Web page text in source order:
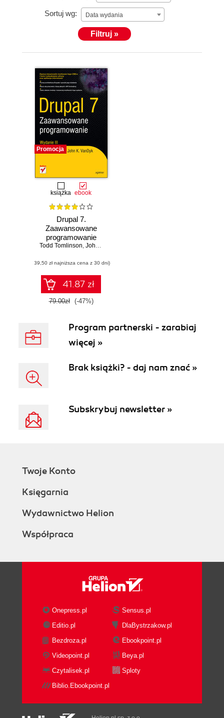
Sortuj wg: Data wydania
Filtruj »
Promocja
książka ebook
Drupal 7.
Zaawansowane
programowanie
Todd Tomlinson, John K. VanDyk
(39,50 zł najniższa cena z 30 dni)
41.87 zł
79.00zł (-47%)
Program partnerski - zarabiaj
więcej »
Brak książki? - daj nam znać »
Subskrybuj newsletter »
Twoje Konto
Księgarnia
Wydawnictwo Helion
Współpraca
Onepress.pl
Sensus.pl
Editio.pl
DlaBystrzakow.pl
Bezdroza.pl
Ebookpoint.pl
Videopoint.pl
Beya.pl
Czytalisek.pl
Sploty
Biblio.Ebookpoint.pl